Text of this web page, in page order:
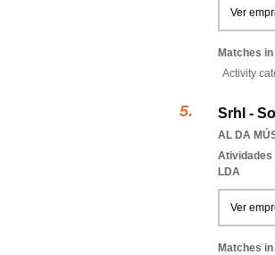
Ver
Matches
Activity
Srhl -
AL DA
Atividades
LDA
Ver
Matches